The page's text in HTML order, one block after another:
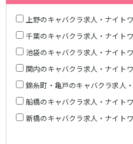
上野のキャバクラ求人・ナイト
千葉のキャバクラ求人・ナイト
池袋のキャバクラ求人・ナイト
関内のキャバクラ求人・ナイト
錦糸町・亀戸のキャバクラ求人
船橋のキャバクラ求人・ナイト
新橋のキャバクラ求人・ナイト
都営浅草線
新橋駅
五
東京メトロ銀座線